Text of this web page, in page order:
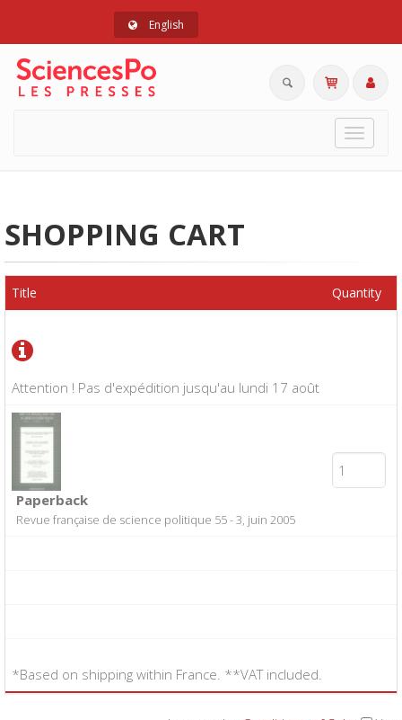
English
Toggle
SHOPPING CART
Attention ! Pas d'expédition jusqu'au lundi 17 août
Title Quantity
Paperback
Revue française de science politique 55 - 3, juin 2005
*Based on shipping within France. **VAT included.